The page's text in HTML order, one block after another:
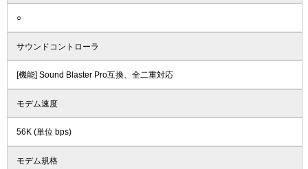
○
サウンドコントローラ
[機能] Sound Blaster Pro互換、全二重対応
モデム速度
56K (単位 bps)
モデム規格